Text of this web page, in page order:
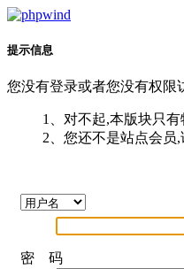
提示信息
您没有登录或者您没有权限
1、对不起,本版块只
2、您还不是站点会员
密 码